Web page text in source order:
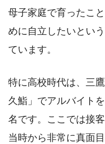
母子家庭で育ったこ
めに自立したいとい
ています。
特に高校時代は、三
久鮨」でアルバイト
名です。ここでは接
当時から非常に真面